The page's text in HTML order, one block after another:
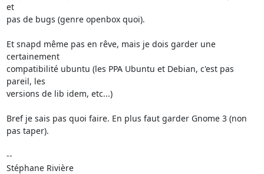
et
pas de bugs (genre openbox quoi).
Et snapd même pas en rêve, mais je dois garder une
certainement
compatibilité ubuntu (les PPA Ubuntu et Debian, c'est pas
pareil, les
versions de lib idem, etc...)
Bref je sais pas quoi faire. En plus faut garder Gnome 3 (non
pas taper).
--
Stéphane Rivière